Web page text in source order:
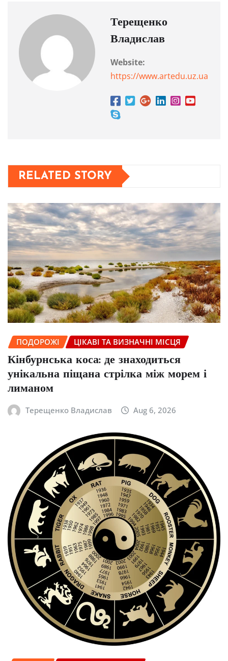
Терещенко
Владислав
Website:
https://www.artedu.uz.ua
RELATED STORY
ПОДОРОЖІ ЦІКАВІ ТА ВИЗНАЧНІ МІСЦЯ
Кінбурнська коса: де знаходиться
унікальна піщана стрілка між морем і
лиманом
Терещенко Владислав Aug 6, 2026